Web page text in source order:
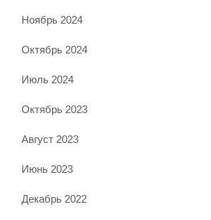
Ноябрь 2024
Октябрь 2024
Июль 2024
Октябрь 2023
Август 2023
Июнь 2023
Декабрь 2022